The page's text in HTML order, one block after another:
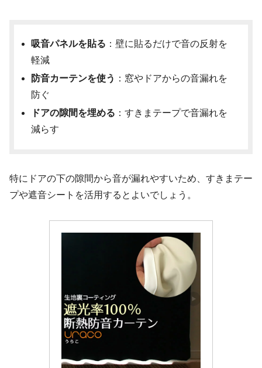
吸音パネルを貼る ：壁に貼るだけで音の反射を
軽減
防音カーテンを使う ：窓やドアからの音漏れを
防ぐ
ドアの隙間を埋める ：すきまテープで音漏れを
減らす
特にドアの下の隙間から音が漏れやすいため、すきまテー
プや遮音シートを活用するとよいでしょう。